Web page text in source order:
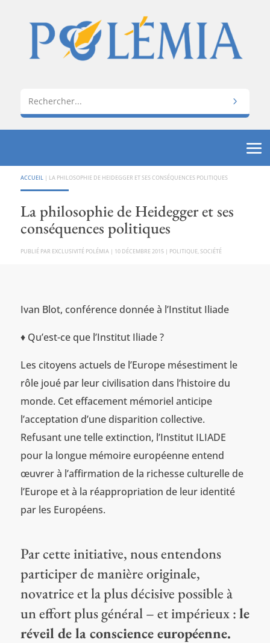
ACCUEIL | LA PHILOSOPHIE DE HEIDEGGER ET SES CONSÉQUENCES POLITIQUES
La philosophie de Heidegger et ses
conséquences politiques
PAR EXCLUSIVITÉ POLÉMIA | 10 DÉCEMBRE 2015| POLITIQUE, SOCIÉTÉ
Ivan Blot, conférence donnée à l’Institut Iliade
♦ Qu’est-ce que l’Institut Iliade ?
Les citoyens actuels de l’Europe mésestiment le
rôle joué par leur civilisation dans l’histoire du
monde. Cet effacement mémoriel anticipe
l’acceptation d’une disparition collective.
Refusant une telle extinction, l’Institut ILIADE
pour la longue mémoire européenne entend
œuvrer à l’affirmation de la richesse culturelle de
l’Europe et à la réappropriation de leur identité
par les Européens.
Par cette initiative, nous entendons
participer de manière originale,
novatrice et la plus décisive possible à
un effort plus général – et impérieux :le
réveil de la conscience européenne.